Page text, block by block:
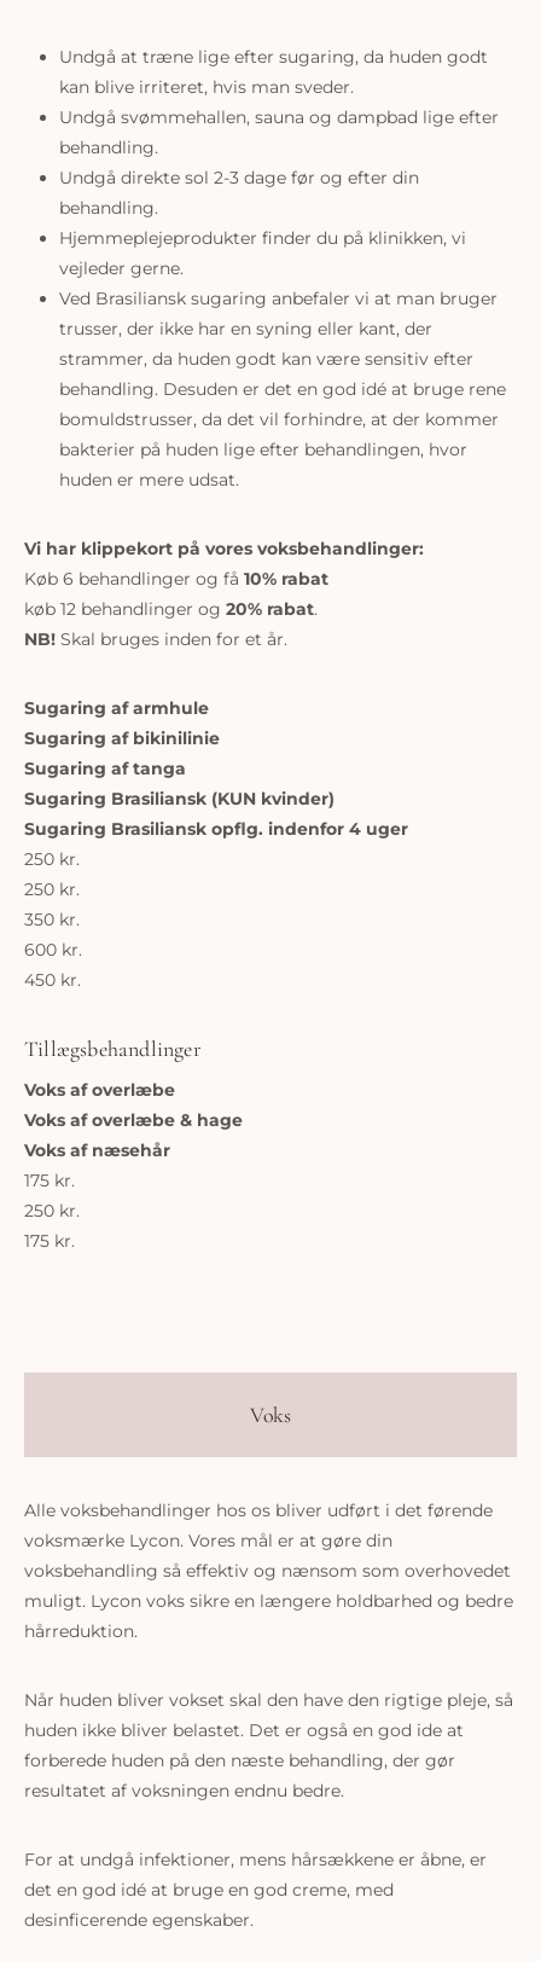
Undgå at træne lige efter sugaring, da huden godt
kan blive irriteret, hvis man sveder.
Undgå svømmehallen, sauna og dampbad lige efter
behandling.
Undgå direkte sol 2-3 dage før og efter din
behandling.
Hjemmeplejeprodukter finder du på klinikken, vi
vejleder gerne.
Ved Brasiliansk sugaring anbefaler vi at man bruger
trusser, der ikke har en syning eller kant, der
strammer, da huden godt kan være sensitiv efter
behandling. Desuden er det en god idé at bruge rene
bomuldstrusser, da det vil forhindre, at der kommer
bakterier på huden lige efter behandlingen, hvor
huden er mere udsat.
Vi har klippekort på vores voksbehandlinger:
Køb 6 behandlinger og få 10% rabat
køb 12 behandlinger og 20% rabat.
NB! Skal bruges inden for et år.
Sugaring af armhule
Sugaring af bikinilinie
Sugaring af tanga
Sugaring Brasiliansk (KUN kvinder)
Sugaring Brasiliansk opflg. indenfor 4 uger
250 kr.
250 kr.
350 kr.
600 kr.
450 kr.
Tillægsbehandlinger
Voks af overlæbe
Voks af overlæbe & hage
Voks af næsehår
175 kr.
250 kr.
175 kr.
Voks
Alle voksbehandlinger hos os bliver udført i det førende
voksmærke Lycon. Vores mål er at gøre din
voksbehandling så effektiv og nænsom som overhovedet
muligt. Lycon voks sikre en længere holdbarhed og bedre
hårreduktion.
Når huden bliver vokset skal den have den rigtige pleje, så
huden ikke bliver belastet. Det er også en god ide at
forberede huden på den næste behandling, der gør
resultatet af voksningen endnu bedre.
For at undgå infektioner, mens hårsækkene er åbne, er
det en god idé at bruge en god creme, med
desinficerende egenskaber.